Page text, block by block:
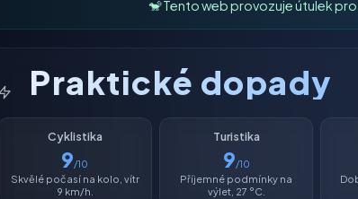
🐒 Tento web provozuje útulek
Praktické dopady
Cyklistika
9/10
Skvělé počasí na kolo, vítr
9 km/h.
Turistika
9/10
Příjemné podmínky na
výlet, 27 °C.